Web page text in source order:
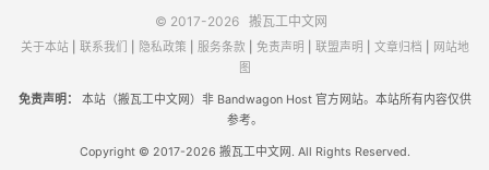
© 2017-2026 搬瓦工中文网
关于本站| 联系我们 隐私政策 服务条款 免责声明 联盟声明 文章归档
网站地
图
免责声明：
本站（搬瓦工中文网）非 Bandwagon Host 官方网站。本站所有内容仅供
参考。
Copyright © 2017-2026 搬瓦工中文网. All Rights Reserved.